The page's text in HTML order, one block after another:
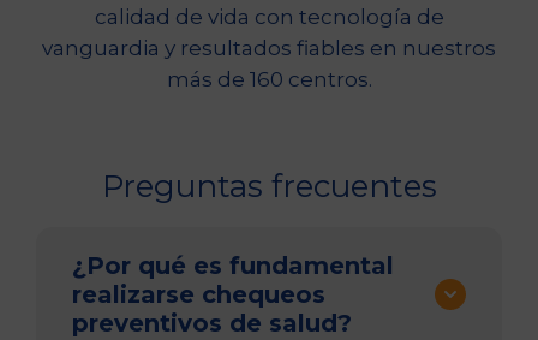
calidad de vida con tecnología de
vanguardia y resultados fiables en nuestros
más de 160 centros.
Preguntas frecuentes
¿Por qué es fundamental
realizarse chequeos
preventivos de salud?